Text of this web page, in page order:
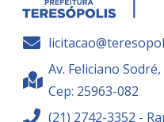
Av. Feliciano
Cep: 25963-082
(21) 2742-3352 -